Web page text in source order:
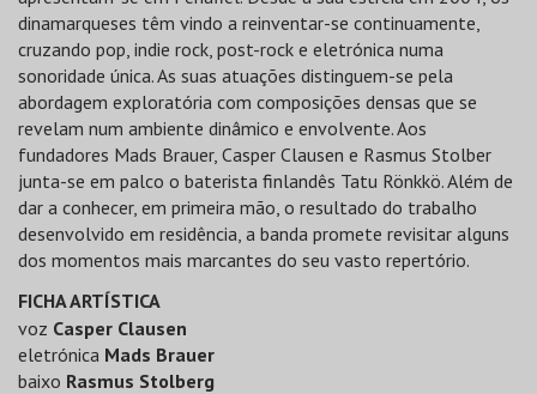
dinamarqueses têm vindo a reinventar-se continuamente,
cruzando pop, indie rock, post-rock e eletrónica numa
sonoridade única. As suas atuações distinguem-se pela
abordagem exploratória com composições densas que se
revelam num ambiente dinâmico e envolvente. Aos
fundadores Mads Brauer, Casper Clausen e Rasmus Stolber
junta-se em palco o baterista finlandês Tatu Rönkkö. Além de
dar a conhecer, em primeira mão, o resultado do trabalho
desenvolvido em residência, a banda promete revisitar alguns
dos momentos mais marcantes do seu vasto repertório.
FICHA ARTÍSTICA
voz Casper Clausen
eletrónica Mads Brauer
baixo Rasmus Stolberg